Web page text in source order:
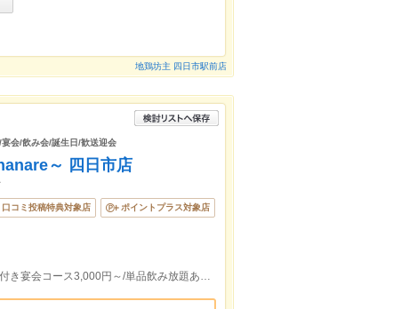
地鶏坊主 四日市駅前店
会/飲み会/誕生日/歓送迎会
～ 四日市店
口コミ投稿特典対象店 ポイントプラス対象店
【近鉄四日市駅より徒歩2分】飲み放題付き宴会コース3,000円～/単品飲み放題あり/掘りごたつ個室あり